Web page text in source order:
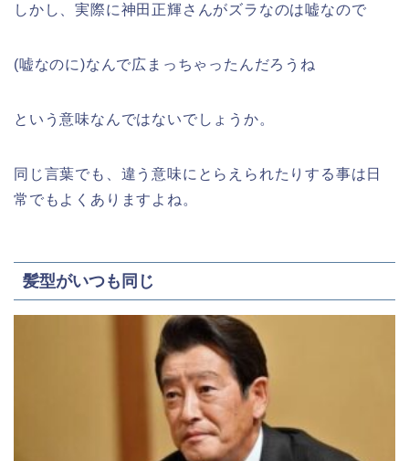
しかし、実際に神田正輝さんがズラなのは嘘なので
(嘘なのに)なんで広まっちゃったんだろうね
という意味なんではないでしょうか。
同じ言葉でも、違う意味にとらえられたりする事は日
常でもよくありますよね。
髪型がいつも同じ